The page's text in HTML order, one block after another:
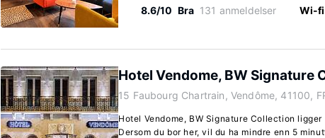
8.6/10 Bra 131 anmeldelser Wi-
Hotel Vendome, BW Signature
15 Faubourg Chartrain, Vendôme, 41100,
Hotel Vendome, BW Signature Collection
Dersom du bor her, vil du ha mindre enn 5